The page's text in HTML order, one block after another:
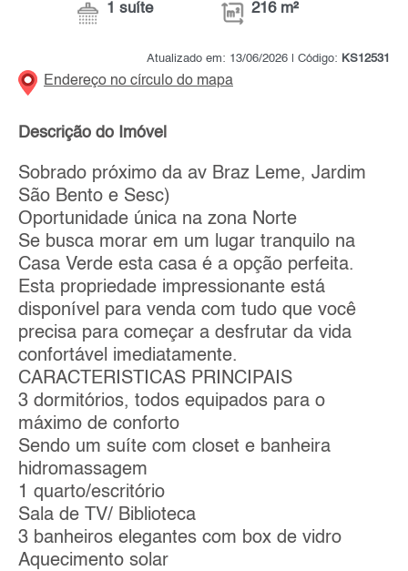
1 suíte 216 m²
Atualizado em: 13/06/2026 | Código: KS12531
Endereço no círculo do mapa
Descrição do Imóvel
Sobrado próximo da av Braz Leme, Jardim
São Bento e Sesc)
Oportunidade única na zona Norte
Se busca morar em um lugar tranquilo na
Casa Verde esta casa é a opção perfeita.
Esta propriedade impressionante está
disponível para venda com tudo que você
precisa para começar a desfrutar da vida
confortável imediatamente.
CARACTERISTICAS PRINCIPAIS
3 dormitórios, todos equipados para o
máximo de conforto
Sendo um suíte com closet e banheira
hidromassagem
1 quarto/escritório
Sala de TV/ Biblioteca
3 banheiros elegantes com box de vidro
Aquecimento solar